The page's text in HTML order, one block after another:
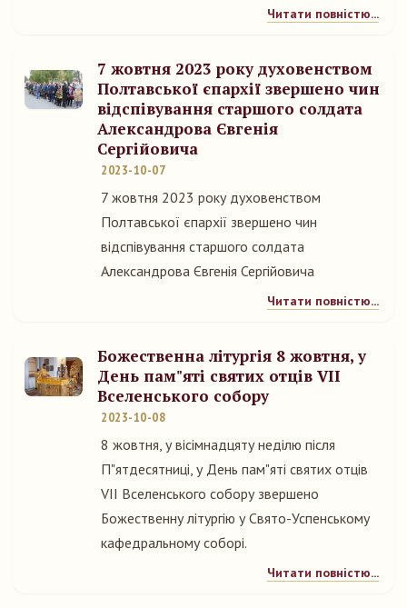
Читати повністю...
7 жовтня 2023 року духовенством
Полтавської єпархії звершено чин
відспівування старшого солдата
Александрова Євгенія
Сергійовича
2023-10-07
7 жовтня 2023 року духовенством
Полтавської єпархії звершено чин
відспівування старшого солдата
Александрова Євгенія Сергійовича
Читати повністю...
Божественна літургія 8 жовтня, у
День пам"яті святих отців VII
Вселенського собору
2023-10-08
8 жовтня, у вісімнадцяту неділю після
П"ятдесятниці, у День пам"яті святих отців
VII Вселенського собору звершено
Божественну літургію у Свято-Успенському
кафедральному соборі.
Читати повністю...